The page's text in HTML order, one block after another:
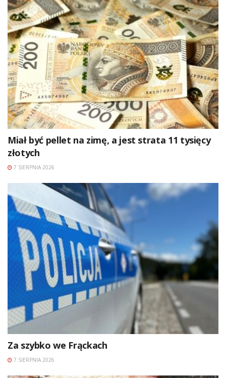
Miał być pellet na zimę, a jest strata 11 tysięcy
złotych
7 SIERPNIA 2026
Za szybko we Frąckach
7 SIERPNIA 2026